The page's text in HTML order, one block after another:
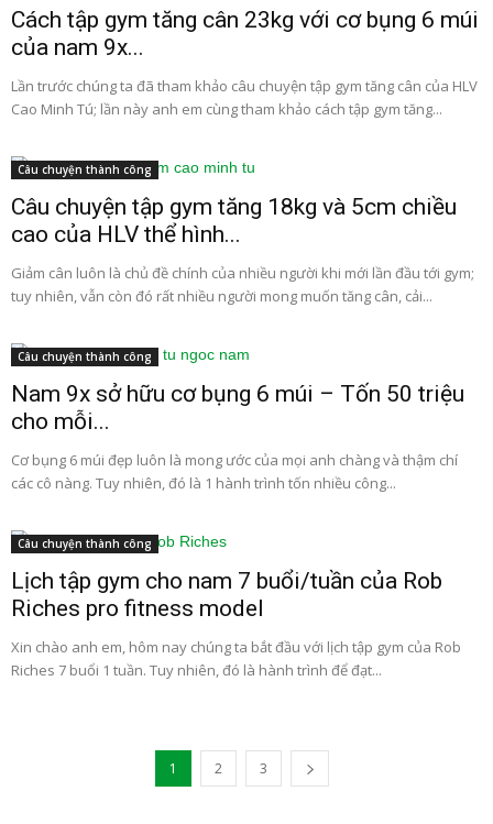
Cách tập gym tăng cân 23kg với cơ bụng 6 múi
của nam 9x...
Lần trước chúng ta đã tham khảo câu chuyện tập gym tăng cân của HLV
Cao Minh Tú; lần này anh em cùng tham khảo cách tập gym tăng...
Câu chuyện thành công
Câu chuyện tập gym tăng 18kg và 5cm chiều
cao của HLV thể hình...
Giảm cân luôn là chủ đề chính của nhiều người khi mới lần đầu tới gym;
tuy nhiên, vẫn còn đó rất nhiều người mong muốn tăng cân, cải...
Câu chuyện thành công
Nam 9x sở hữu cơ bụng 6 múi – Tốn 50 triệu
cho mỗi...
Cơ bụng 6 múi đẹp luôn là mong ước của mọi anh chàng và thậm chí
các cô nàng. Tuy nhiên, đó là 1 hành trình tốn nhiều công...
Câu chuyện thành công
Lịch tập gym cho nam 7 buổi/tuần của Rob
Riches pro fitness model
Xin chào anh em, hôm nay chúng ta bắt đầu với lịch tập gym của Rob
Riches 7 buổi 1 tuần. Tuy nhiên, đó là hành trình để đạt...
1 2 3